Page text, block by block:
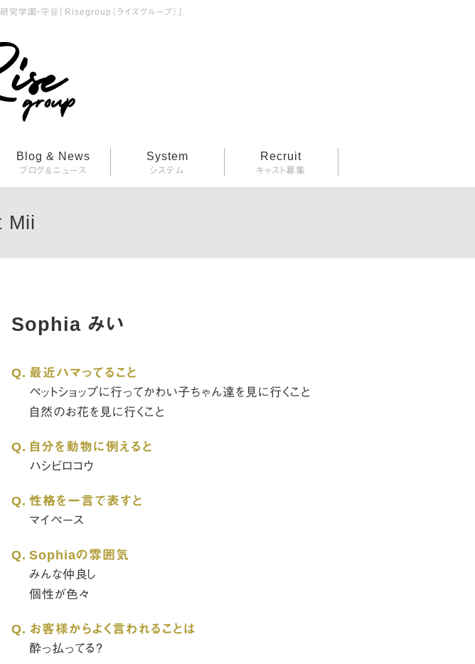
究学園・守谷「Risegroup（ライズグループ）」
Blog & News
ブログ&ニュース
System
システム
Recruit
キャスト募集
Mii
Sophia みい
Q. 最近ハマってること
ペットショップに行ってかわい子ちゃん達を見に行くこと
自然のお花を見に行くこと
Q. 自分を動物に例えると
ハシビロコウ
Q. 性格を一言で表すと
マイペース
Q. Sophiaの雰囲気
みんな仲良し
個性が色々
Q. お客様からよく言われることは
酔っ払ってる？